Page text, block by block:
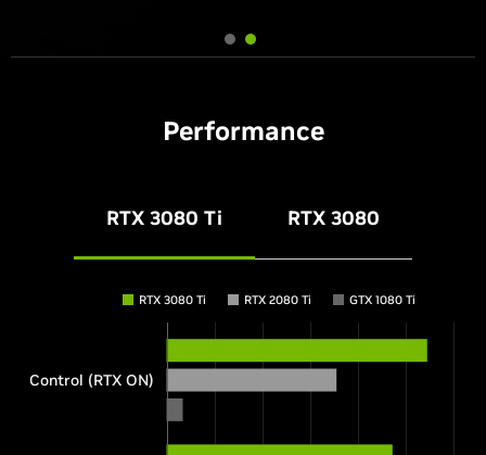
Performance
RTX 3080 Ti RTX 3080
RTX 3080 Ti RTX 2080 Ti GTX 1080 Ti
Control (RTX ON)